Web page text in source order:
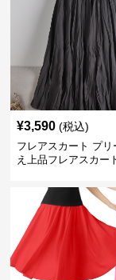
¥3,590 (税込)
フレアスカート プリ
え上品フレアスカー